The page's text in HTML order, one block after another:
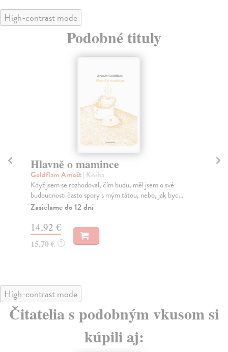
High-contrast mode
Podobné tituly
Tohle je skutečnost
Krejcarová-Černá Jana| Kniha
Úplný soubor básnického a povídkového díla
pozoruhodné české spisovatelky, dcery novinářky
Mileny Je...
15,91 €
High-contrast mode
Čitatelia s podobným vkusom si
kúpili aj: